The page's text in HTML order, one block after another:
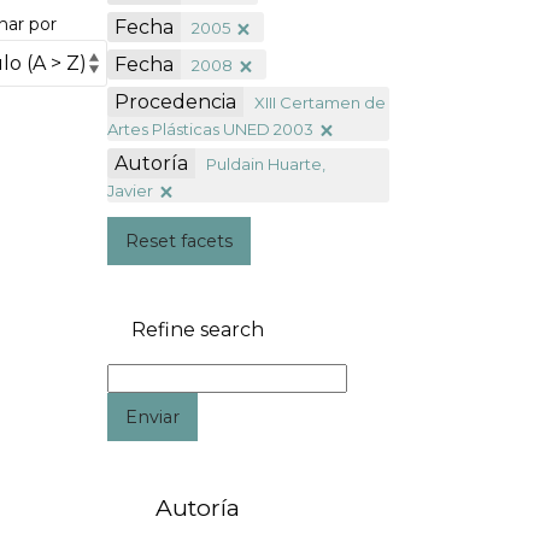
por
Fecha
2005
Fecha 2008
Procedencia
XIII Certamen de
Artes Plásticas UNED 2003
Autoría
Puldain Huarte,
Javier
Reset facets
Refine search
Enviar
Autoría